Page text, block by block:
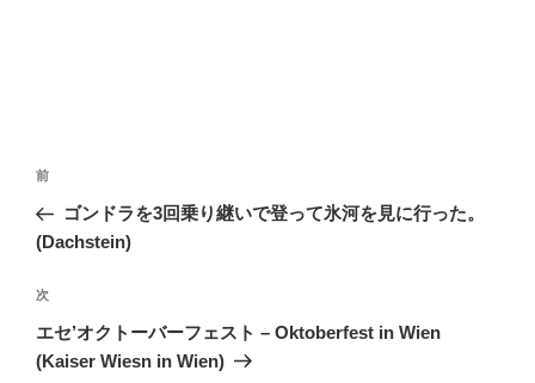
投
ナ
ゲ
ー
シ
前
の
投
前
ゴンドラを3回乗り継いで登って氷河を見に行った。
(Dachstein)
次
の
投
次
エセ’オクトーバーフェスト – Oktoberfest in Wien
(Kaiser Wiesn in Wien)